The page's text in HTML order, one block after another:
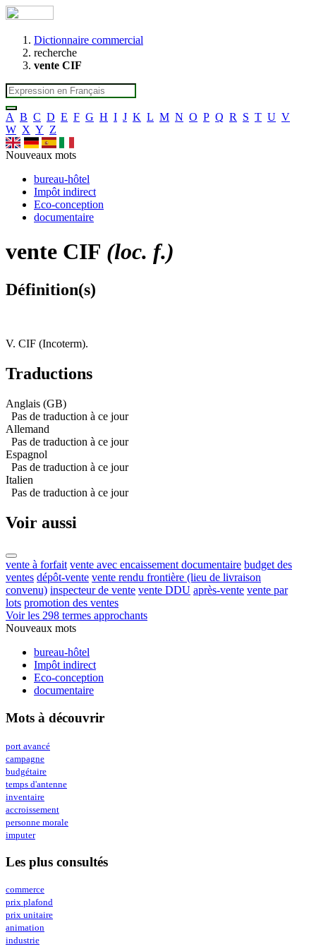
Dictionnaire commercial
recherche
vente CIF
A B C D E F G H I J K L M N O P Q R S T U V
W X Y Z
Nouveaux mots
bureau-hôtel
Impôt indirect
Eco-conception
documentaire
vente CIF (loc. f.)
Définition(s)
V. CIF (Incoterm).
Traductions
Anglais (GB)
Pas de traduction à ce jour
Allemand
Pas de traduction à ce jour
Espagnol
Pas de traduction à ce jour
Italien
Pas de traduction à ce jour
Voir aussi
vente à forfait vente avec encaissement documentaire budget des
ventes dépôt-vente vente rendu frontière (lieu de livraison
convenu) inspecteur de vente vente DDU après-vente vente par
lots promotion des ventes
Voir les 298 termes approchants
Nouveaux mots
bureau-hôtel
Impôt indirect
Eco-conception
documentaire
Mots à découvrir
port avancé
campagne
budgétaire
temps d'antenne
inventaire
accroissement
personne morale
imputer
Les plus consultés
commerce
prix plafond
prix unitaire
animation
industrie